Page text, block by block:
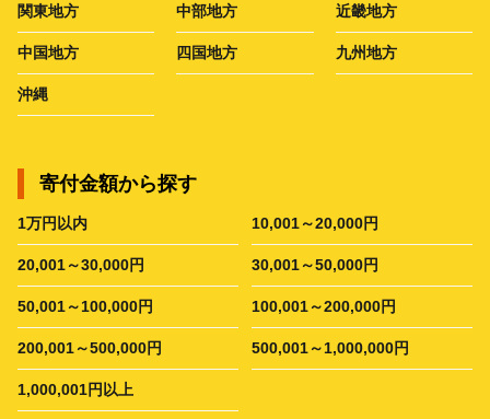
関東地方 中部地方 近畿地方
中国地方 四国地方 九州地方
沖縄
寄付金額から探す
1万円以内 10,001～20,000円
20,001～30,000円 30,001～50,000円
50,001～100,000円 100,001～200,000円
200,001～500,000円 500,001～1,000,000円
1,000,001円以上